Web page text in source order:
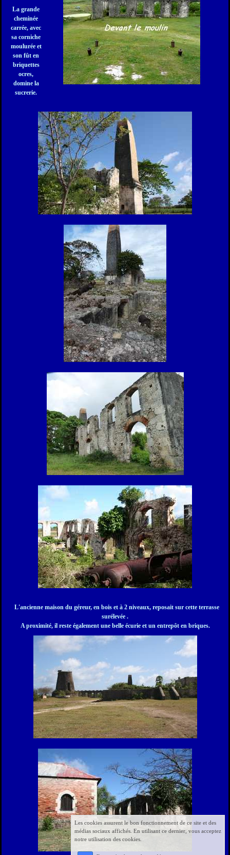
La grande
cheminée
carrée, avec
sa corniche
moulurée et
son fût en
briquettes
ocres,
domine la
sucrerie.
L'ancienne maison du géreur, en bois et à 2 niveaux, reposait sur cette terrasse
surélevée .
A proximité, il reste également une belle écurie et un entrepôt en briques.
Les cookies assurent le bon fonctionnement de ce site et des
médias sociaux affichés. En utilisant ce dernier, vous acceptez
notre utilisation des cookies.